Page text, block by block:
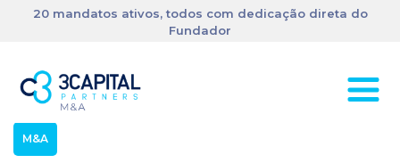
20 mandatos ativos, todos com dedicação direta do
Fundador
M&A